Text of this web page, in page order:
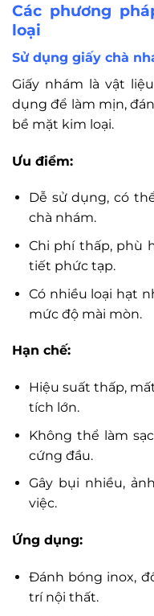
Các phương
loại
Sử dụng giấy chà
Giấy nhám là vật
dụng để làm mịn,
bề mặt kim loại.
Ưu điểm:
Dễ sử dụng, có
chà nhám.
Chi phí thấp, phù
tiết phức tạp.
Có nhiều loại hạt
mức độ mài mòn.
Hạn chế:
Hiệu suất thấp,
tích lớn.
Không thể làm
cứng đầu.
Gây bụi nhiều,
việc.
Ứng dụng:
Đánh bóng inox,
trí nội thất.